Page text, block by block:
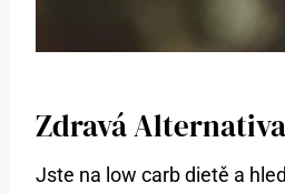
Zdravá
Jste na low⁣ carb dietě ‍a